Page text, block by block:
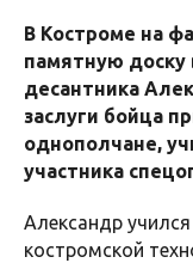
В Костроме на
памятную доску
десантника
заслуги бойца
однополчане,
участника
Александр
костромской